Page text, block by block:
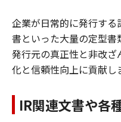
企業が日常的に発行す
書といった大量の定型書
発行元の真正性と非改
化と信頼性向上に貢献し
IR関連文書や各